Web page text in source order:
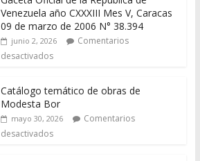
Venezuela año CXXXIII Mes V, Caracas
09 de marzo de 2006 N° 38.394
junio 2, 2026
Comentarios
desactivados
Catálogo temático de obras de
Modesta Bor
mayo 30, 2026
Comentarios
desactivados